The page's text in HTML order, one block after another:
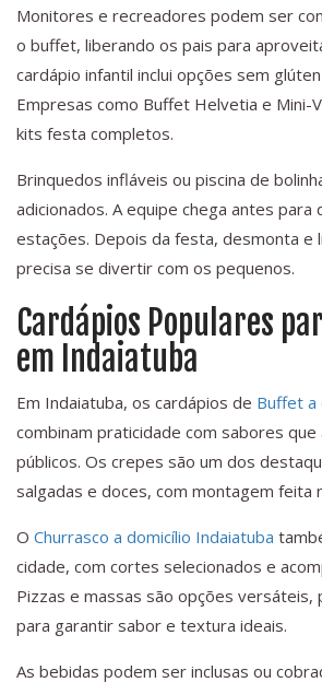
Monitores e recreadores podem ser
o buffet, liberando os pais para
cardápio infantil inclui opções sem
Empresas como Buffet Helvetia e Mini-
kits festa completos.
Brinquedos infláveis ou piscina de
adicionados. A equipe chega antes
estações. Depois da festa, desmonta e
precisa se divertir com os pequenos.
Cardápios Populares
em Indaiatuba
Em Indaiatuba, os cardápios de Buffet a
combinam praticidade com sabores
públicos. Os crepes são um dos
salgadas e doces, com montagem feita
O Churrasco a domicílio Indaiatuba
cidade, com cortes selecionados e
Pizzas e massas são opções versáteis,
para garantir sabor e textura ideais.
As bebidas podem ser inclusas ou